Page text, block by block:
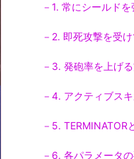
－1. 常にシールド
－2. 即死攻撃を受
－3. 発砲率を上げ
－4. アクティブス
－5. TERMINATOR
－6. 各パラメータ